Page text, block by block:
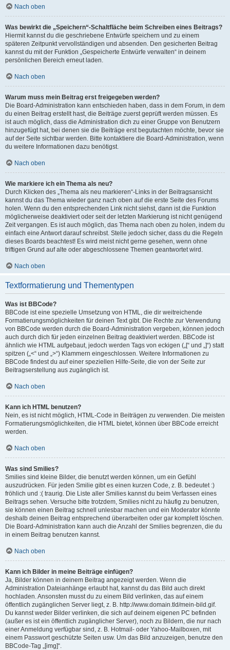
Nach oben
Was bewirkt die „Speichern“-Schaltfläche beim Schreiben eines Beitrags?
Hiermit kannst du die geschriebene Entwürfe speichern und zu einem
späteren Zeitpunkt vervollständigen und absenden. Den gesicherten Beitrag
kannst du mit der Funktion „Gespeicherte Entwürfe verwalten“ in deinem
persönlichen Bereich erneut laden.
Nach oben
Warum muss mein Beitrag erst freigegeben werden?
Die Board-Administration kann entschieden haben, dass in dem Forum, in dem
du einen Beitrag erstellt hast, die Beiträge zuerst geprüft werden müssen. Es
ist auch möglich, dass die Administration dich zu einer Gruppe von Benutzern
hinzugefügt hat, bei denen sie die Beiträge erst begutachten möchte, bevor sie
auf der Seite sichtbar werden. Bitte kontaktiere die Board-Administration, wenn
du weitere Informationen dazu benötigst.
Nach oben
Wie markiere ich ein Thema als neu?
Durch Klicken des „Thema als neu markieren“-Links in der Beitragsansicht
kannst du das Thema wieder ganz nach oben auf die erste Seite des Forums
holen. Wenn du den entsprechenden Link nicht siehst, dann ist die Funktion
möglicherweise deaktiviert oder seit der letzten Markierung ist nicht genügend
Zeit vergangen. Es ist auch möglich, das Thema nach oben zu holen, indem du
einfach eine Antwort darauf schreibst. Stelle jedoch sicher, dass du die Regeln
dieses Boards beachtest! Es wird meist nicht gerne gesehen, wenn ohne
triftigen Grund auf alte oder abgeschlossene Themen geantwortet wird.
Nach oben
Textformatierung und Thementypen
Was ist BBCode?
BBCode ist eine spezielle Umsetzung von HTML, die dir weitreichende
Formatierungsmöglichkeiten für deinen Text gibt. Die Rechte zur Verwendung
von BBCode werden durch die Board-Administration vergeben, können jedoch
auch durch dich für jeden einzelnen Beitrag deaktiviert werden. BBCode ist
ähnlich wie HTML aufgebaut, jedoch werden Tags von eckigen („[“ und „]“) statt
spitzen („<“ und „>“) Klammern eingeschlossen. Weitere Informationen zu
BBCode findest du auf einer speziellen Hilfe-Seite, die von der Seite zur
Beitragserstellung aus zugänglich ist.
Nach oben
Kann ich HTML benutzen?
Nein, es ist nicht möglich, HTML-Code in Beiträgen zu verwenden. Die meisten
Formatierungsmöglichkeiten, die HTML bietet, können über BBCode erreicht
werden.
Nach oben
Was sind Smilies?
Smilies sind kleine Bilder, die benutzt werden können, um ein Gefühl
auszudrücken. Für jeden Smilie gibt es einen kurzen Code, z. B. bedeutet :)
fröhlich und :( traurig. Die Liste aller Smilies kannst du beim Verfassen eines
Beitrags sehen. Versuche bitte trotzdem, Smilies nicht zu häufig zu benutzen,
sie können einen Beitrag schnell unlesbar machen und ein Moderator könnte
deshalb deinen Beitrag entsprechend überarbeiten oder gar komplett löschen.
Die Board-Administration kann auch die Anzahl der Smilies begrenzen, die du
in einem Beitrag benutzen kannst.
Nach oben
Kann ich Bilder in meine Beiträge einfügen?
Ja, Bilder können in deinem Beitrag angezeigt werden. Wenn die
Administration Dateianhänge erlaubt hat, kannst du das Bild auch direkt
hochladen. Ansonsten musst du zu einem Bild verlinken, das auf einem
öffentlich zugänglichen Server liegt, z. B. http://www.domain.tld/mein-bild.gif.
Du kannst weder Bilder verlinken, die sich auf deinem eigenen PC befinden
(außer es ist ein öffentlich zugänglicher Server), noch zu Bildern, die nur nach
einer Anmeldung verfügbar sind, z. B. Hotmail- oder Yahoo-Mailboxen, mit
einem Passwort geschützte Seiten usw. Um das Bild anzuzeigen, benutze den
BBCode-Tag „[img]“.